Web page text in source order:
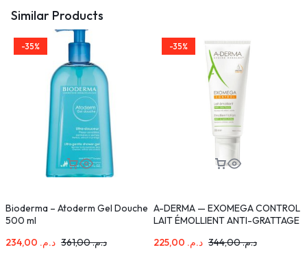
Similar Products
-35%
Bioderma – Atoderm Gel Douche
500 ml
د.م.
د.م.361,00
-35%
A-DERMA — EXOMEGA CONTROL
LAIT ÉMOLLIENT ANTI-GRATTAGE
د.م. د.م.344,00